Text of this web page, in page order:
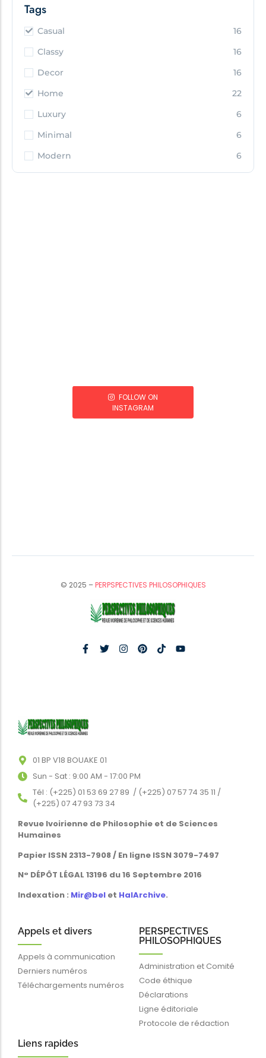
Tags
Casual
16
Classy
16
Decor
16
Home
22
Luxury
6
Minimal
6
Modern
6
FOLLOW ON
INSTAGRAM
© 2025 –PERPSPECTIVES PHILOSOPHIQUES
01 BP V18 BOUAKE 01
Sun - Sat : 9:00 AM - 17:00 PM
Tél : (+225) 01 53 69 27 89 / (+225) 07 57 74 35 11 /
(+225) 07 47 93 73 34
Revue Ivoirienne de Philosophie et de Sciences
Humaines
Papier ISSN 2313-7908 / En ligne ISSN 3079-7497
N° DÉPÔT LÉGAL 13196 du 16 Septembre 2016
Indexation : Mir@bel et HalArchive.
Appels et divers
Appels à communication
Derniers numéros
Téléchargements numéros
PERSPECTIVES
PHILOSOPHIQUES
Administration et Comité
Code éthique
Déclarations
Ligne éditoriale
Protocole de rédaction
Liens rapides